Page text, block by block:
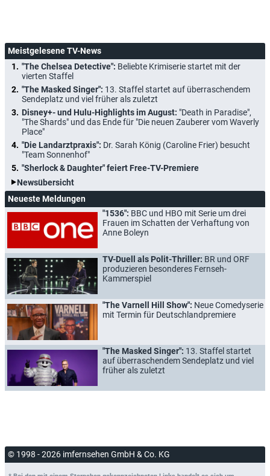
Meistgelesene TV-News
"The Chelsea Detective": Beliebte Krimiserie startet mit der
vierten Staffel
"The Masked Singer": 13. Staffel startet auf überraschendem
Sendeplatz und viel früher als zuletzt
Disney+- und Hulu-Highlights im August: "Death in Paradise",
"The Shards" und das Ende für "Die neuen Zauberer vom Waverly
Place"
"Die Landarztpraxis": Dr. Sarah König (Caroline Frier) besucht
"Team Sonnenhof"
"Sherlock & Daughter" feiert Free-TV-Premiere
Newsübersicht
Neueste Meldungen
"1536": BBC und HBO mit Serie um drei
Frauen im Schatten der Verhaftung von
Anne Boleyn
TV-Duell als Polit-Thriller: BR und ORF
produzieren besonderes Fernseh-
Kammerspiel
"The Varnell Hill Show": Neue Comedyserie
mit Termin für Deutschlandpremiere
"The Masked Singer": 13. Staffel startet
auf überraschendem Sendeplatz und viel
früher als zuletzt
© 1998 - 2026 imfernsehen GmbH & Co. KG